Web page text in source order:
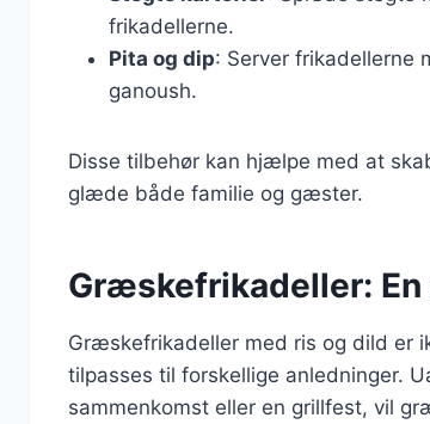
frikadellerne.
Pita og dip: Server frikadellerne
ganoush.
Disse tilbehør kan hjælpe med at
glæde både familie og gæster.
Græskefrikadeller:
Græskefrikadeller med ris og dild er
tilpasses til forskellige anledninger.
sammenkomst eller en grillfest, vil